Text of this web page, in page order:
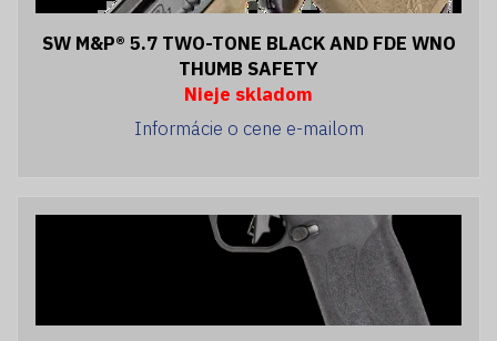
SW M&P® 5.7 TWO-TONE BLACK AND FDE WNO
THUMB SAFETY
Nieje skladom
Informácie o cene e-mailom